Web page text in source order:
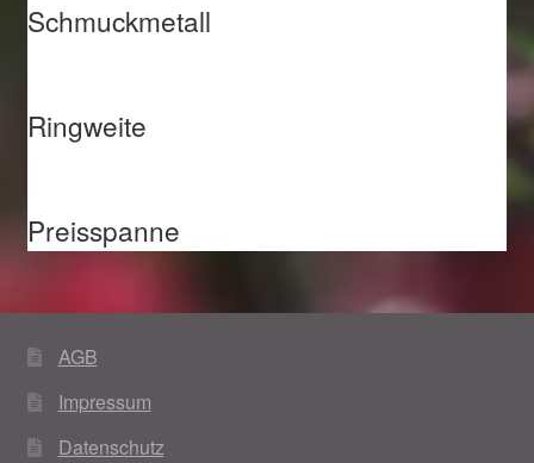
Schmuckmetall
Ringweite
Preisspanne
AGB
Impressum
Datenschutz